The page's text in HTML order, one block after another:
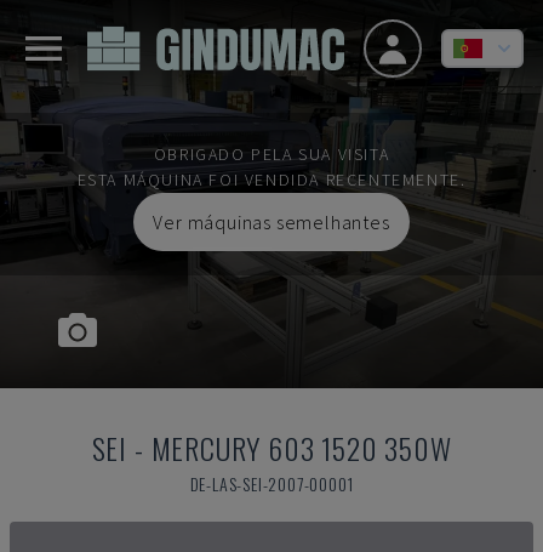
OBRIGADO PELA SUA VISITA
ESTA MÁQUINA FOI VENDIDA RECENTEMENTE.
Ver máquinas semelhantes
SEI - MERCURY 603 1520 350W
DE-LAS-SEI-2007-00001